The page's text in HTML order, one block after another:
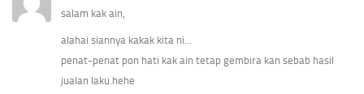
salam kak ain,
alahai siannya kakak kita ni…
penat-penat pon hati kak ain tetap gembira kan sebab hasil
jualan laku.hehe